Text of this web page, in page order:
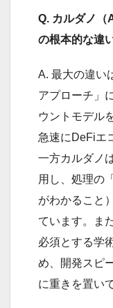
Q. カルダノ（
の根本的な違
A. 最大の違い
アプローチ」
ウントモデル
急速にDeFiエ
一方カルダノ
用し、処理の
がわかること
ています。ま
必須とする学
め、開発スピ
に重きを置い